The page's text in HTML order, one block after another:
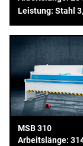
Leistung: Stahl
MSB 310
Arbeitslänge: